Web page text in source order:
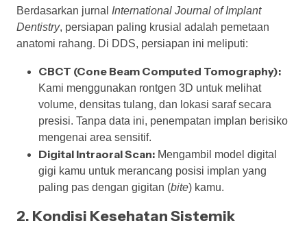
Berdasarkan jurnal International Journal of Implant
Dentistry, persiapan paling krusial adalah pemetaan
anatomi rahang. Di DDS, persiapan ini meliputi:
CBCT (Cone Beam Computed Tomography):
Kami menggunakan rontgen 3D untuk melihat
volume, densitas tulang, dan lokasi saraf secara
presisi. Tanpa data ini, penempatan implan berisiko
mengenai area sensitif.
Digital Intraoral Scan: Mengambil model digital
gigi kamu untuk merancang posisi implan yang
paling pas dengan gigitan (bite) kamu.
2. Kondisi Kesehatan Sistemik